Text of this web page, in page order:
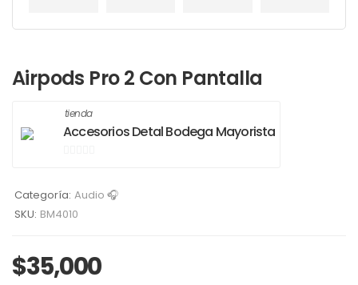
Airpods Pro 2 Con Pantalla
tienda
Accesorios Detal Bodega Mayorista
5
Categoría: Audio 🎧
SKU: BM4010
$35,000